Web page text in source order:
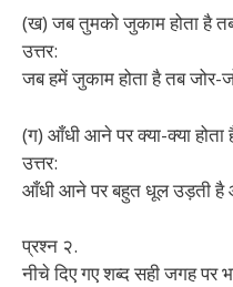
(ख) जब तुमको जुकाम होता है तब
उत्तर:
जब हमें जुकाम होता है तब
(ग) आँधी आने पर क्या-क्या होता
उत्तर:
आँधी आने पर बहुत धूल उड़ती है
प्रश्न २.
नीचे दिए गए शब्द सही जगह